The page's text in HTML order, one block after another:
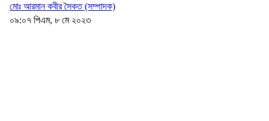
মোঃ আরমান কবীর সৈকত (সম্পাদক)
০৯:০৭ পিএম, ৮ মে ২০২৩